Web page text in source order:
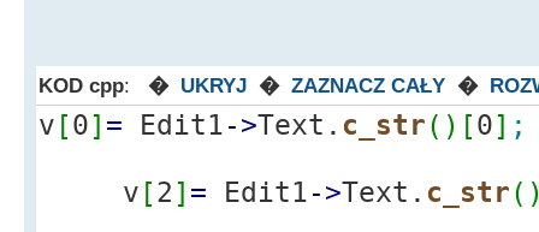
KOD cpp: � UKRYJ � ZAZNACZ CAŁY �
v [0] = Edit1->Text. c_str( ) [0] ;
v [2] = Edit1->Text. c_str(